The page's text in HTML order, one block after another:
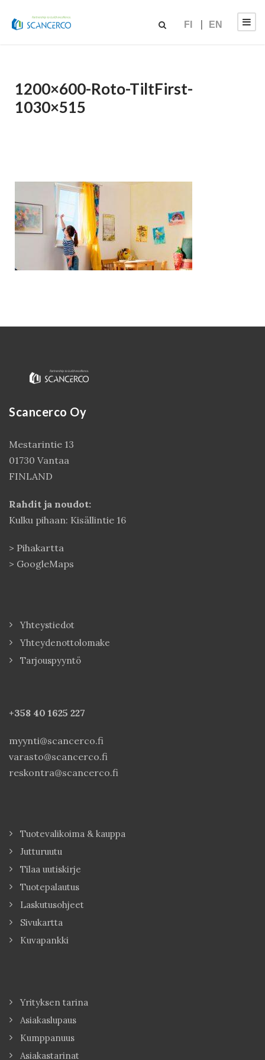
FI EN
1200×600-Roto-TiltFirst-
1030×515
Scancerco Oy
Mestarintie 13
01730 Vantaa
FINLAND
Rahdit ja noudot:
Kulku pihaan: Kisällintie 16
> Pihakartta
> GoogleMaps
Yhteystiedot
Yhteydenottolomake
Tarjouspyyntö
+358 40 1625 227
myynti@scancerco.fi
varasto@scancerco.fi
reskontra@scancerco.fi
Tuotevalikoima & kauppa
Jutturuutu
Tilaa uutiskirje
Tuotepalautus
Laskutusohjeet
Sivukartta
Kuvapankki
Yrityksen tarina
Asiakaslupaus
Kumppanuus
Asiakastarinat